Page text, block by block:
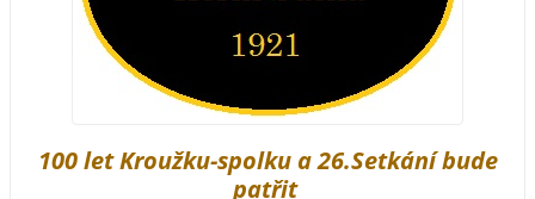
100 let Kroužku-spolku a 26.Setkání bude
patřit